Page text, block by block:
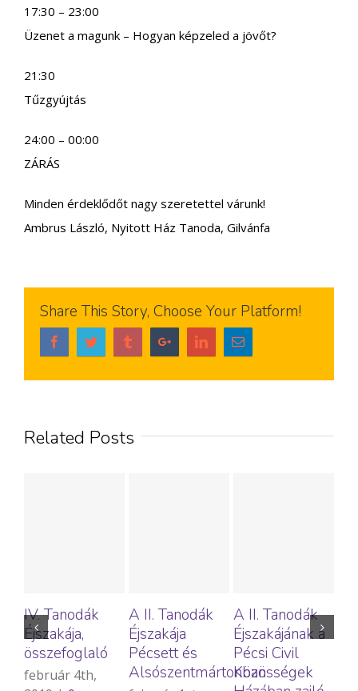
17:30 – 23:00
Üzenet a magunk – Hogyan képzeled a jövőt?
21:30
Tűzgyújtás
24:00 – 00:00
ZÁRÁS
Minden érdeklődőt nagy szeretettel várunk!
Ambrus László, Nyitott Ház Tanoda, Gilvánfa
Share This Story, Choose Your Platform!
Related Posts
IV. Tanodák
Éjszakája,
összefoglaló
február 4th,
A II. Tanodák
Éjszakája
Pécsett és
Alsószentmártonban
A II. Tanodák
Éjszakájának a
Pécsi Civil
Közösségek